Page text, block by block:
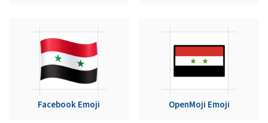
Facebook Emoji OpenMoji Emoji